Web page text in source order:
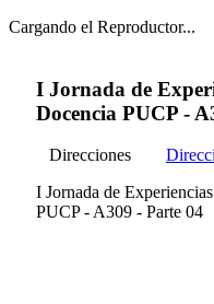
Cargando el Reproductor...
I Jornada de
Docencia PUCP -
Direcciones
I Jornada de
PUCP - A309 - Parte 04